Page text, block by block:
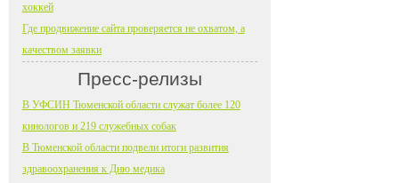
хоккей
Где продвижение сайта проверяется не охватом, а
качеством заявки
Пресс-релизы
В УФСИН Тюменской области служат более 120
кинологов и 219 служебных собак
В Тюменской области подвели итоги развития
здравоохранения к Дню медика